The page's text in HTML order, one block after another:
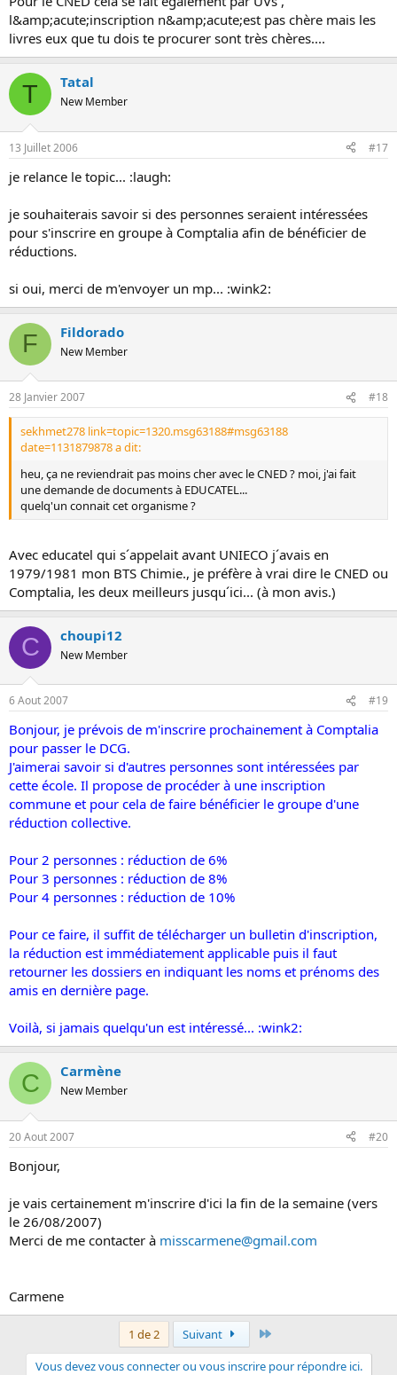
l&amp;acute;inscription n&amp;acute;est pas chère mais les
livres eux que tu dois te procurer sont très chères....
T Tatal
New Member
13 Juillet 2006 #17
je relance le topic... :laugh:
je souhaiterais savoir si des personnes seraient intéressées
pour s'inscrire en groupe à Comptalia afin de bénéficier de
réductions.
si oui, merci de m'envoyer un mp... :wink2:
F Fildorado
New Member
28 Janvier 2007 #18
sekhmet278 link=topic=1320.msg63188#msg63188
date=1131879878 a dit:
heu, ça ne reviendrait pas moins cher avec le CNED ? moi, j'ai fait
une demande de documents à EDUCATEL...
quelq'un connait cet organisme ?
Avec educatel qui s´appelait avant UNIECO j´avais en
1979/1981 mon BTS Chimie., je préfère à vrai dire le CNED ou
Comptalia, les deux meilleurs jusqu´ici... (à mon avis.)
C choupi12
New Member
6 Aout 2007 #19
Bonjour, je prévois de m'inscrire prochainement à Comptalia
pour passer le DCG.
J'aimerai savoir si d'autres personnes sont intéressées par
cette école. Il propose de procéder à une inscription
commune et pour cela de faire bénéficier le groupe d'une
réduction collective.
Pour 2 personnes : réduction de 6%
Pour 3 personnes : réduction de 8%
Pour 4 personnes : réduction de 10%
Pour ce faire, il suffit de télécharger un bulletin d'inscription,
la réduction est immédiatement applicable puis il faut
retourner les dossiers en indiquant les noms et prénoms des
amis en dernière page.
Voilà, si jamais quelqu'un est intéressé... :wink2:
C Carmène
New Member
20 Aout 2007 #20
Bonjour,
je vais certainement m'inscrire d'ici la fin de la semaine (vers
le 26/08/2007)
Merci de me contacter à misscarmene@gmail.com
Carmene
1 de 2 Suivant
Vous devez vous connecter ou vous inscrire pour répondre ici.